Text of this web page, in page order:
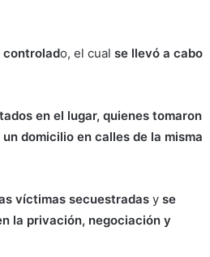
controlado, el cual se llevó a cabo
en el lugar, quienes tomaron
un domicilio en calles de la misma
víctimas secuestradas y se
la privación, negociación y